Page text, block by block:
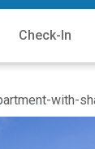
with-